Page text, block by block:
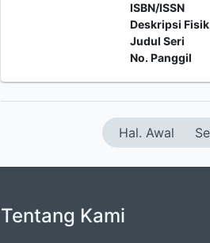
ISBN/ISSN
Deskripsi Fisik
Judul Seri
No. Panggil
Hal. Awal
Tentang Kami